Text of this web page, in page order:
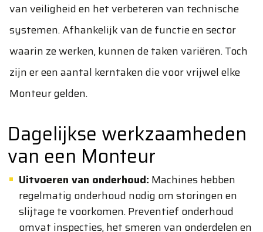
van veiligheid en het verbeteren van technische
systemen. Afhankelijk van de functie en sector
waarin ze werken, kunnen de taken variëren. Toch
zijn er een aantal kerntaken die voor vrijwel elke
Monteur gelden.
Dagelijkse werkzaamheden
van een Monteur
Uitvoeren van onderhoud: Machines hebben
regelmatig onderhoud nodig om storingen en
slijtage te voorkomen. Preventief onderhoud
omvat inspecties, het smeren van onderdelen en